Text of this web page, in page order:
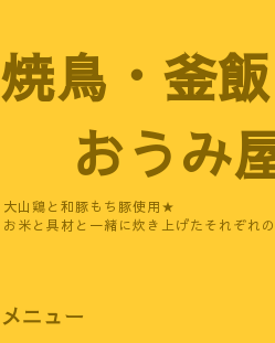
焼鳥・釜飯
おうみ
大山鶏と和豚もち豚使用★
お米と具材と一緒に炊き上げたそれぞれ
メニュー